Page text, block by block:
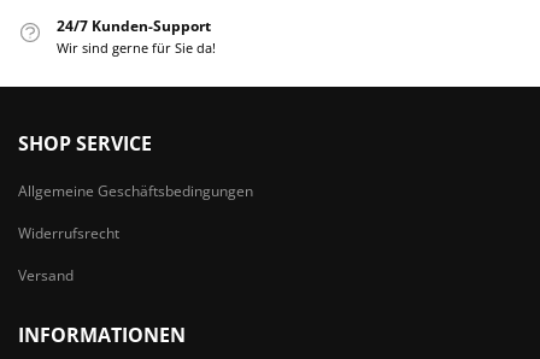
24/7 Kunden-Support
Wir sind gerne für Sie da!
SHOP SERVICE
Allgemeine Geschäftsbedingungen
Widerrufsrecht
Versand
INFORMATIONEN